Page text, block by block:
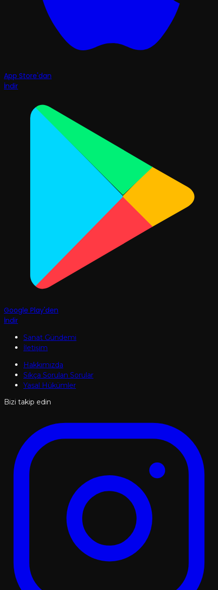
App Store'dan
İndir
Google Play'den
İndir
Sanat Gündemi
İletişim
Hakkımızda
Sıkça Sorulan Sorular
Yasal Hükümler
Bizi takip edin